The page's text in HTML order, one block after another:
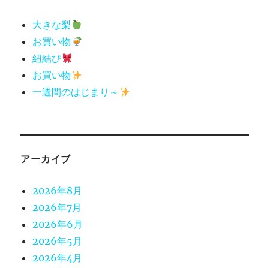
大きな梨
お買い物
紐結び
お買い物
一週間のはじまり～
アーカイブ
2026年8月
2026年7月
2026年6月
2026年5月
2026年4月